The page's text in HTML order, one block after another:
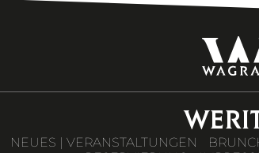
NEUES | VERANSTALTUNGEN
RESERVIERUNG